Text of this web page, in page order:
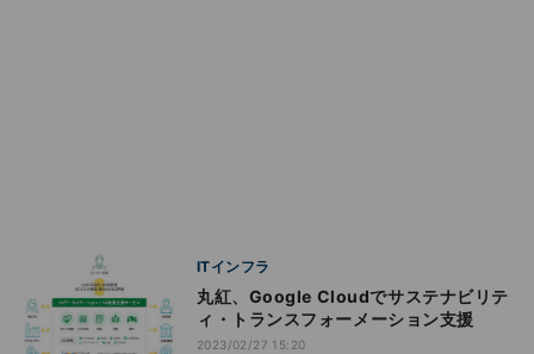
ITインフラ
丸紅、Google Cloudでサステナビリテ
ィ・トランスフォーメーション支援
2023/02/27 15:20